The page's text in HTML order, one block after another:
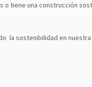
o tiene una construcción
la sostenibilidad en nuestra